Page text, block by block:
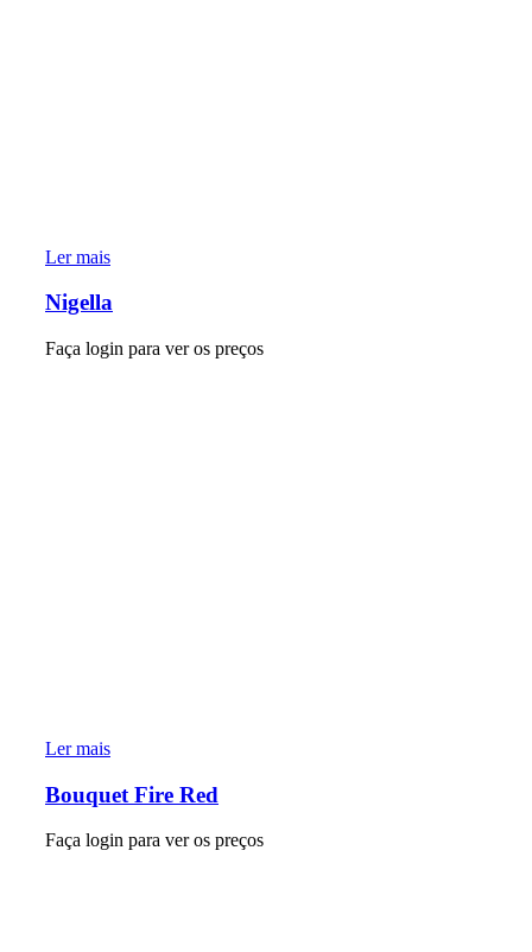
Ler mais
Nigella
Faça login para ver os preços
Ler mais
Bouquet Fire Red
Faça login para ver os preços